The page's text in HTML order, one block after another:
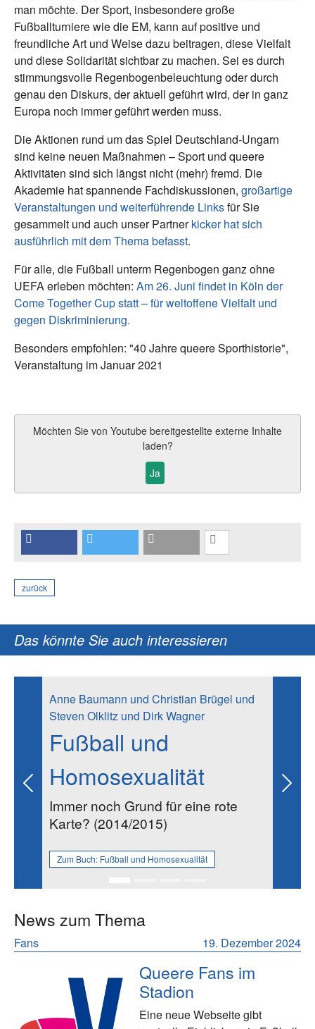
man möchte. Der Sport, insbesondere große
Fußballturniere wie die EM, kann auf positive und
freundliche Art und Weise dazu beitragen, diese Vielfalt
und diese Solidarität sichtbar zu machen. Sei es durch
stimmungsvolle Regenbogenbeleuchtung oder durch
genau den Diskurs, der aktuell geführt wird, der in ganz
Europa noch immer geführt werden muss.
Die Aktionen rund um das Spiel Deutschland-Ungarn
sind keine neuen Maßnahmen – Sport und queere
Aktivitäten sind sich längst nicht (mehr) fremd. Die
Akademie hat spannende Fachdiskussionen, großartige
Veranstaltungen und weiterführende Linksfür Sie
gesammelt und auch unser Partnerkicker hat sich
ausführlich mit dem Thema befasst.
Für alle, die Fußball unterm Regenbogen ganz ohne
UEFA erleben möchten: Am 26. Juni findet in Köln der
Come Together Cup statt – für weltoffene Vielfalt und
gegen Diskriminierung.
Besonders empfohlen: "40 Jahre queere Sporthistorie",
Veranstaltung im Januar 2021
Möchten Sie von Youtube bereitgestellte externe Inhalte
laden?
Ja
zurück
Das könnte Sie auch interessieren
Anne Baumann und Christian Brügel und
Steven Olklitz und Dirk Wagner
Fußball und
Homosexualität
Immer noch Grund für eine rote
Karte? (2014/2015)
Zum Buch: Fußball und Homosexualität
Previous Next
News zum Thema
19. Dezember 2024
Fans
Queere Fans im
Stadion
Eine neue Webseite gibt